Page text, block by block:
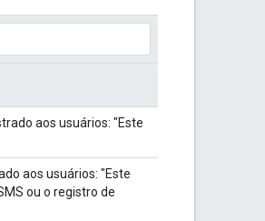
aos usuários: "Este
aos usuários: "Este
ou o registro de